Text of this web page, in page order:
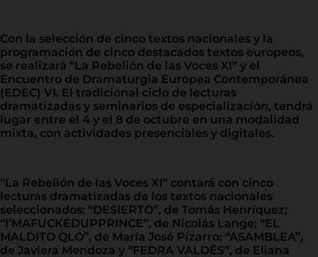
Con la selección de cinco textos nacionales y la
programación de cinco destacados textos europeos,
se realizará “La Rebelión de las Voces XI” y el
Encuentro de Dramaturgia Europea Contemporánea
(EDEC) VI. El tradicional ciclo de lecturas
dramatizadas y seminarios de especialización, tendrá
lugar entre el 4 y el 8 de octubre en una modalidad
mixta, con actividades presenciales y digitales.
“La Rebelión de las Voces XI” contará con cinco
lecturas dramatizadas de los textos nacionales
seleccionados: “DESIERTO”, de Tomás Henríquez;
“I’MAFUCKEDUPPRINCE”, de Nicolás Lange; “EL
MALDITO QLO”, de María José Pizarro; “ASAMBLEA”,
de Javiera Mendoza y “FEDRA VALDÉS”, de Eliana